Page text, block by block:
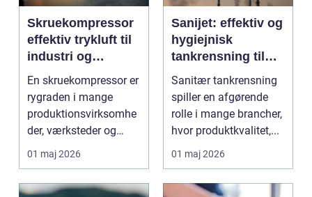
Skruekompressor
effektiv trykluft til
industri og
værksted
En skruekompressor er
rygraden i mange
produktionsvirksomhe
der, værksteder og
autohuse. Den leverer
01 maj 2026
Sanijet: effektiv og
hygiejnisk
tankrensning til
krævende
industrier
Sanitær tankrensning
spiller en afgørende
rolle i mange brancher,
hvor produktkvalitet,...
01 maj 2026